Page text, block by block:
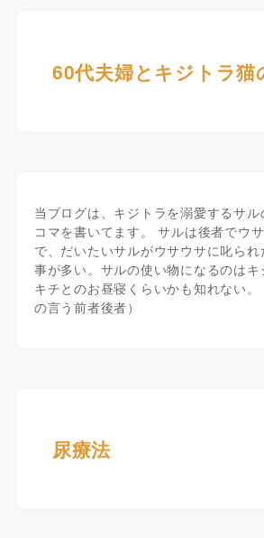
60代夫婦とキジトラ猫
当ブログは、キジトラを溺愛するサ
コマを書いてます。 サルは後者でウ
で、だいたいサルがウサウサに叱られ
事が多い。サルの使い物になるのは
キチとのお昼寝くらいかも知れない
の言う前者後者）
尿療法